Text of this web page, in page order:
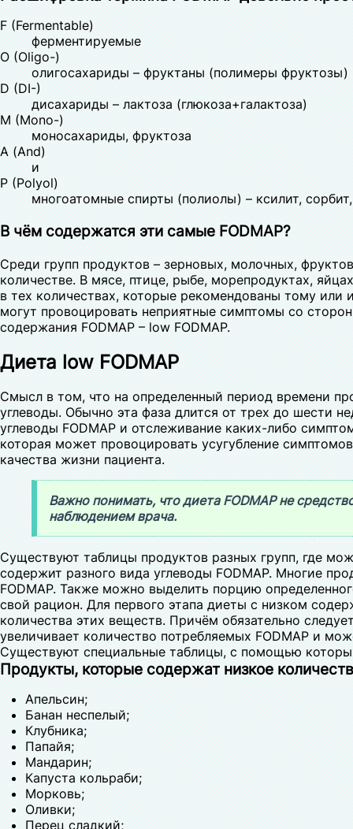
F (Fermentable)
ферментируемые
O (Oligo-)
олигосахариды – фруктаны (полимеры фруктозы)
D (DI-)
дисахариды – лактоза (глюкоза+галактоза)
M (Mono-)
моносахариды, фруктоза
A (And)
и
P (Polyol)
многоатомные спирты (полиолы) – ксилит,
В чём содержатся эти самые FODMAP?
Среди групп продуктов – зерновых, молочных,
количестве. В мясе, птице, рыбе, морепродуктах,
в тех количествах, которые рекомендованы тому или
могут провоцировать неприятные симптомы со
содержания FODMAP – low FODMAP.
Диета low FODMAP
Смысл в том, что на определенный период времени
углеводы. Обычно эта фаза длится от трех до шести
углеводы FODMAP и отслеживание каких-либо
которая может провоцировать усугубление
качества жизни пациента.
Важно понимать, что диета FODMAP не
наблюдением врача.
Существуют таблицы продуктов разных групп, где
содержит разного вида углеводы FODMAP. Многие
FODMAP. Также можно выделить порцию
свой рацион. Для первого этапа диеты с низком
количества этих веществ. Причём обязательно
увеличивает количество потребляемых FODMAP и
Существуют специальные таблицы, с помощью
Продукты, которые содержат низкое
Апельсин;
Банан неспелый;
Клубника;
Папайя;
Мандарин;
Капуста кольраби;
Морковь;
Оливки;
Перец сладкий;